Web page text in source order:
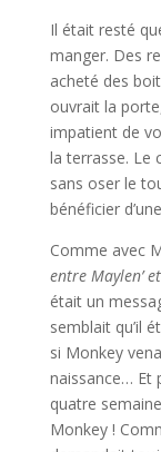
Il était resté
manger. Des
acheté des
ouvrait la
impatient de
la terrasse. Le
sans oser le
bénéficier
Comme avec
entre Maylen’
était un
semblait qu’il
si Monkey
naissance… Et
quatre
Monkey !